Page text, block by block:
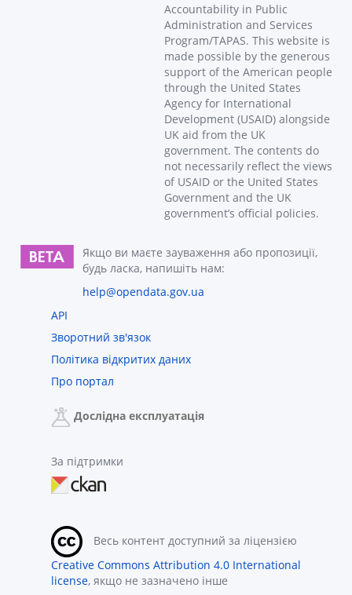
Accountability in Public
Administration and Services
Program/TAPAS. This website is
made possible by the generous
support of the American people
through the United States
Agency for International
Development (USAID) alongside
UK aid from the UK
government. The contents do
not necessarily reflect the views
of USAID or the United States
Government and the UK
government’s official policies.
Якщо ви маєте зауваження або пропозиції,
будь ласка, напишіть нам:
help@opendata.gov.ua
API
Зворотний зв'язок
Політика відкритих даних
Про портал
Дослідна експлуатація
За підтримки
Весь контент доступний за ліцензією
Creative Commons Attribution 4.0 International
license, якщо не зазначено інше